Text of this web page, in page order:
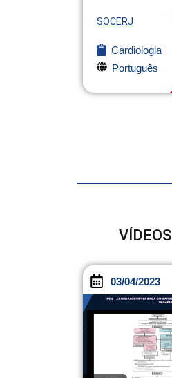
SOCERJ
Cardiologia
Português
VÍDEOS
03/04/2023